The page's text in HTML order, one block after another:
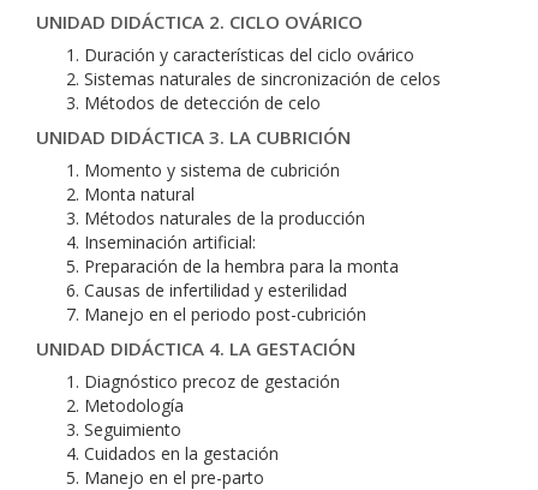
UNIDAD DIDÁCTICA 2. CICLO OVÁRICO
Duración y características del ciclo ovárico
Sistemas naturales de sincronización de celos
Métodos de detección de celo
UNIDAD DIDÁCTICA 3. LA CUBRICIÓN
Momento y sistema de cubrición
Monta natural
Métodos naturales de la producción
Inseminación artificial:
Preparación de la hembra para la monta
Causas de infertilidad y esterilidad
Manejo en el periodo post-cubrición
UNIDAD DIDÁCTICA 4. LA GESTACIÓN
Diagnóstico precoz de gestación
Metodología
Seguimiento
Cuidados en la gestación
Manejo en el pre-parto